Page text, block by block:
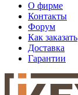
О фирме
Контакты
Форум
Как заказать
Доставка
Гарантии